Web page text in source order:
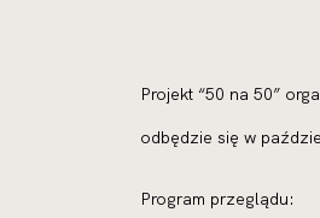
Projekt “50 na 50”
odbędzie się w
Program przeglądu: